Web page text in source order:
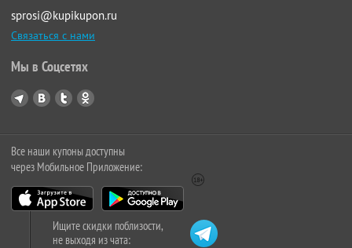
sprosi@kupikupon.ru
Связаться с нами
Мы в Соцсетях
Все наши купоны доступны
через Мобильное Приложение:
Ищите скидки поблизости,
не выходя из чата: